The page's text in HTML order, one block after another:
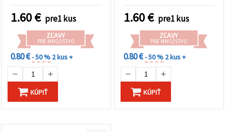
1.60€ pre1 kus
ZĽAVY
PRE MNOŽSTVO
0.80 €- 50 % 2 kus +
KÚPIŤ
1.60€ pre1 kus
ZĽAVY
PRE MNOŽSTVO
0.80 €- 50 % 2 kus +
KÚPIŤ